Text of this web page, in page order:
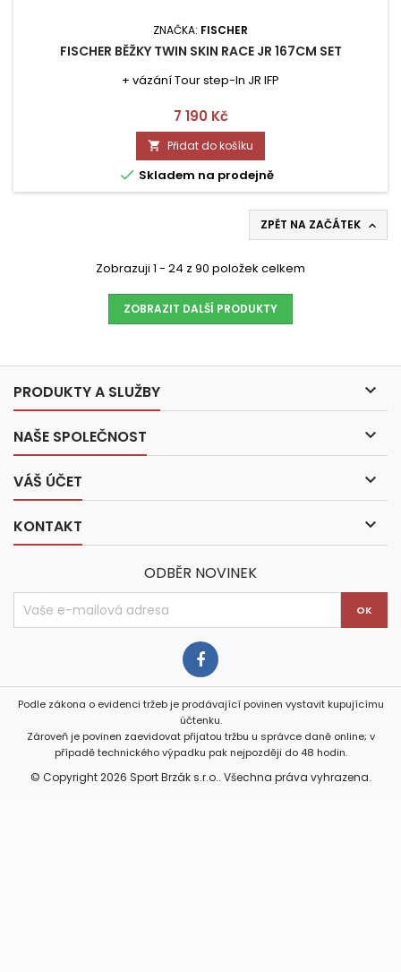
ZNAČKA: FISCHER
FISCHER BĚŽKY TWIN SKIN RACE JR 167CM SET
+ vázání Tour step-In JR IFP
Cena
7 190 Kč
 Přidat do košíku
 Skladem na prodejně
ZPĚT NA ZAČÁTEK 
Zobrazuji 1 - 24 z 90 položek celkem
ZOBRAZIT DALŠÍ PRODUKTY
PRODUKTY A SLUŽBY 
NAŠE SPOLEČNOST 
VÁŠ ÚČET 
KONTAKT 
ODBĚR NOVINEK
Podle zákona o evidenci tržeb je prodávající povinen vystavit kupujícímu
účtenku.
Zároveň je povinen zaevidovat přijatou tržbu u správce daně online; v
případě technického výpadku pak nejpozději do 48 hodin.
© Copyright 2026 Sport Brzák s.r.o.. Všechna práva vyhrazena.